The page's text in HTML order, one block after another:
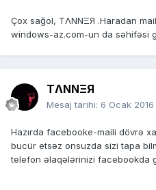
Çox sağol, TΛNNΞЯ .Haradan
windows-az.com-un da səhifəsi
TΛNNΞЯ
Mesaj tarihi: 6 Ocak 2016
Hazırda facebooke-maili dövrə
bucür etsəz onsuzda sizi tapa
telefon əlaqələrinizi facebookda